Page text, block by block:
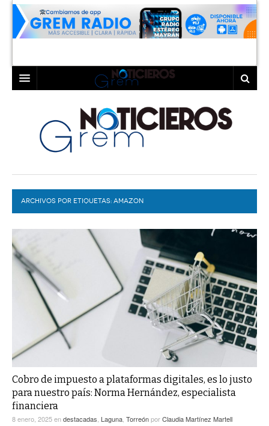
LAGUNA
TORREÓN
GÓMEZ PALACIO
LERDO
COAHUILA
DURANGO
DEPORTES
EXA INFORMA
GLOBO
TRAYECTO LAGUNA
A MEDIA MAÑANA
A TODA LEY
ENTRE LAGUNEROS
DIÁLOGOS CON LA HISTORIA
TWEETS AND BEATS
ACTUALIDADES GREM
PULSO
PC29
ACTUALIDADES GREM
ARCHIVOS POR ETIQUETAS: AMAZON
Cobro de impuesto a plataformas digitales, es lo justo
para nuestro país: Norma Hernández, especialista
financiera
8 enero, 2025endestacadas Laguna TorreónporClaudia Martínez Martell